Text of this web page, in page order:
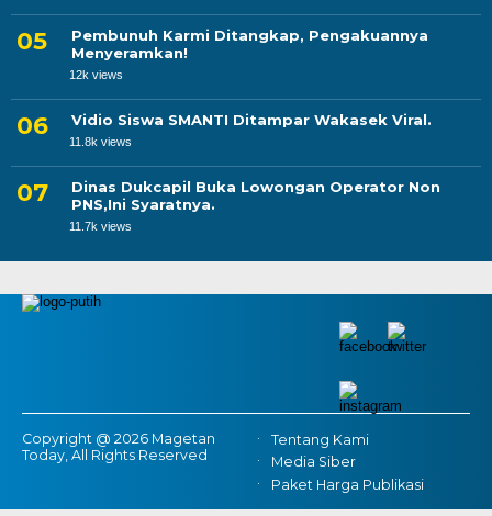
Pembunuh Karmi Ditangkap, Pengakuannya
Menyeramkan!
12k views
Vidio Siswa SMANTI Ditampar Wakasek Viral.
11.8k views
Dinas Dukcapil Buka Lowongan Operator Non
PNS,Ini Syaratnya.
11.7k views
Copyright @ 2026 Magetan
Today, All Rights Reserved
Tentang Kami
Media Siber
Paket Harga Publikasi